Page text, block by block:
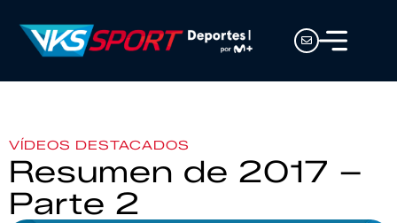
VÍDEOS DESTACADOS
Resumen de 2017 –
Parte 2